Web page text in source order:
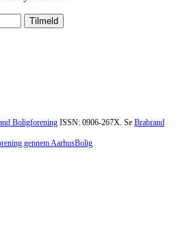
Boligforening ISSN: 0906-267X. Se Brabrand
gennem AarhusBolig